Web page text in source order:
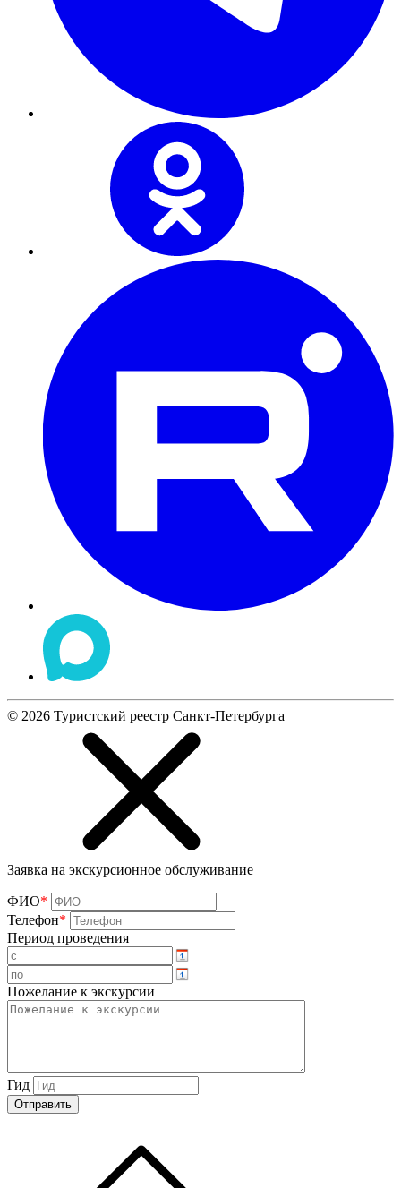
© 2026 Туристский реестр Санкт-Петербурга
Заявка на экскурсионное обслуживание
ФИО*
Телефон*
Период проведения
Пожелание к экскурсии
Гид